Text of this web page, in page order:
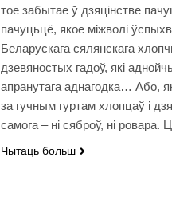
тое забытае ў дзяцінстве
пачуцьцё, якое міжволі
Беларускага сялянскага
дзевяностых гадоў, які
апранутага аднагодка… Або,
за гучным гуртам хлопцаў і
самога – ні сяброў, ні ровара.
Чытаць больш